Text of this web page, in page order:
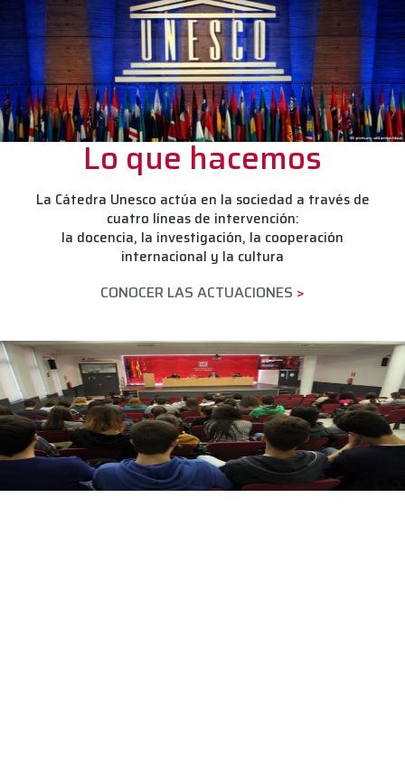
Lo que hacemos
La Cátedra Unesco actúa en la sociedad a través de
cuatro líneas de intervención:
la docencia, la investigación, la cooperación
internacional y la cultura
CONOCER LAS ACTUACIONES >